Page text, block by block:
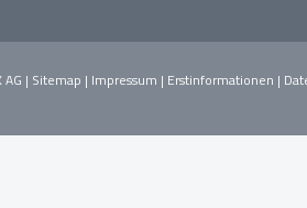
| Sitemap | Impressum | Erstinformationen |